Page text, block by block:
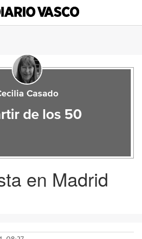
Casado
de los 50
en Madrid